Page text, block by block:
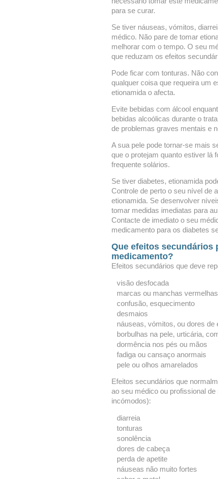
para se curar.
Se tiver náuseas, vómitos,
médico. Não pare de tomar
melhorar com o tempo. O seu
que reduzam os efeitos
Pode ficar com tonturas. Não
qualquer coisa que requeira um
etionamida o afecta.
Evite bebidas com álcool
bebidas alcoólicas durante o
de problemas graves mentais e
A sua pele pode tornar-se mais
que o protejam quanto estiver lá
frequente solários.
Se tiver diabetes, etionamida
Controle de perto o seu nível de
etionamida. Se desenvolver
tomar medidas imediatas para
Contacte de imediato o seu
medicamento para os diabetes
Que efeitos secundários
medicamento?
Efeitos secundários que deve
visão desfocada
marcas ou manchas
confusão, esquecimento
desmaios
náuseas, vómitos, ou dores de
borbulhas na pele, urticária,
dormência nos pés ou mãos
fadiga ou cansaço anormais
pele ou olhos amarelados
Efeitos secundários que
ao seu médico ou profissional
incómodos):
diarreia
tonturas
sonolência
dores de cabeça
perda de apetite
náuseas não muito fortes